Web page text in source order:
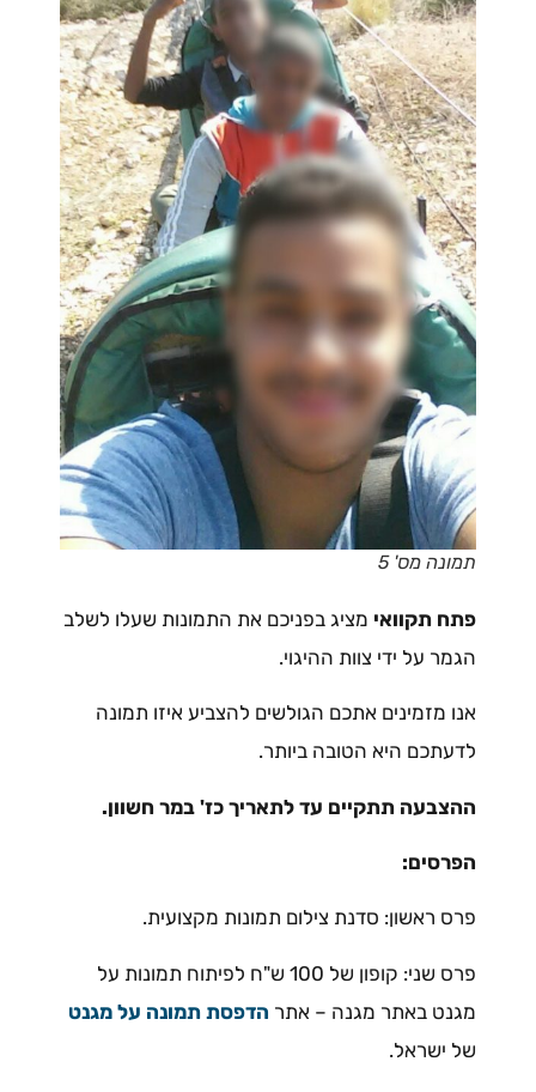
תמונה מס' 5
פתח תקוואי מציג בפניכם את התמונות שעלו לשלב
הגמר על ידי צוות ההיגוי.
אנו מזמינים אתכם הגולשים להצביע איזו תמונה
לדעתכם היא הטובה ביותר.
ההצבעה תתקיים עד לתאריך כז' במר חשוון.
הפרסים:
פרס ראשון: סדנת צילום תמונות מקצועית.
פרס שני: קופון של 100 ש"ח לפיתוח תמונות על
מגנט באתר מגנה – אתר הדפסת תמונה על מגנט
של ישראל.